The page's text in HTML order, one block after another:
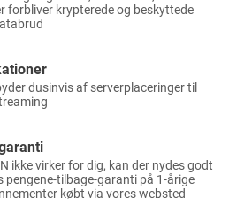
forbliver krypterede og beskyttede
dusinvis af serverplaceringer til
ikke virker for dig, kan der nydes godt
pengene-tilbage-garanti på 1-årige
købt via vores websted